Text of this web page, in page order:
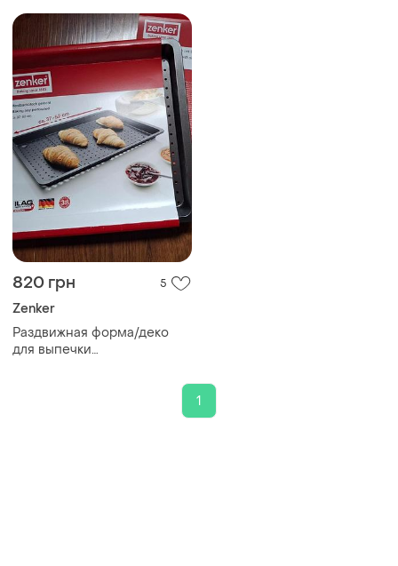
820 грн 5
Zenker
Раздвижная форма/деко
для выпечки
1